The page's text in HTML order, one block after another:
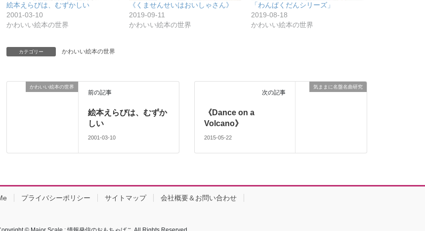
絵本えらびは、むずかしい
2001-03-10
かわいい絵本の世界
《くませんせいはおいしゃさん》
2019-09-11
かわいい絵本の世界
「わんぱくだんシリーズ」
2019-08-18
かわいい絵本の世界
カテゴリー かわいい絵本の世界
かわいい絵本の世界
前の記事
絵本えらびは、むずか
しい
2001-03-10
気ままに名盤名曲研究
次の記事
《Dance on a
Volcano》
2015-05-22
プライバシーポリシー サイトマップ 会社概要＆お問い合わせ